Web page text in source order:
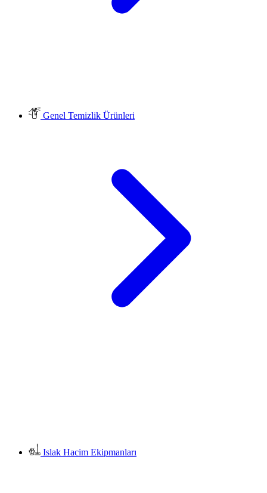
Genel Temizlik Ürünleri
Islak Hacim Ekipmanları